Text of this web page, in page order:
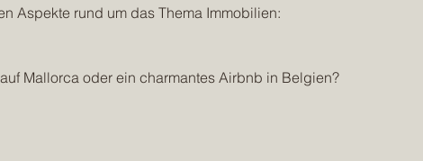
Aspekte rund um das Thema Immobilien:
Mallorca oder ein charmantes Airbnb in Belgien?